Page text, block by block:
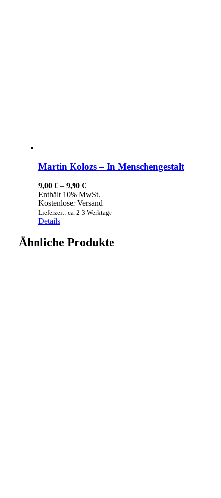
Martin Kolozs – In Menschengestalt
9,00 € – 9,90 €Preisspanne:
9,00 €
bis
9,90 €
Enthält 10% MwSt.
Kostenloser Versand
Lieferzeit: ca. 2-3 Werktage
Details
Ähnliche Produkte